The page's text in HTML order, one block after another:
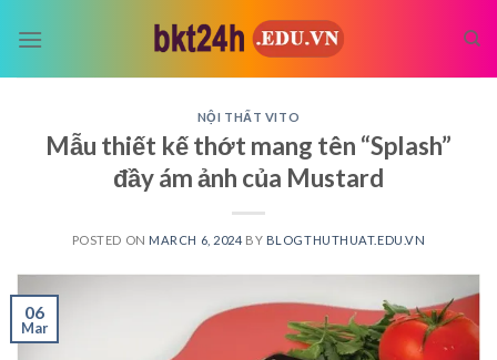
NỘI THẤT VITO
Mẫu thiết kế thớt mang tên “Splash”
đầy ám ảnh của Mustard
POSTED ON MARCH 6, 2024 BY BLOGTHUTHUAT.EDU.VN
06
Mar